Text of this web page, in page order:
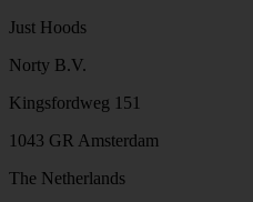
Just Hoods
Norty B.V.
Kingsfordweg 151
1043 GR Amsterdam
The Netherlands